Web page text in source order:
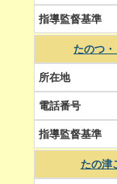
たのつ・
たの津